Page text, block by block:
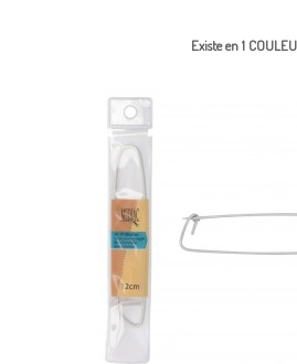
Existe en 1